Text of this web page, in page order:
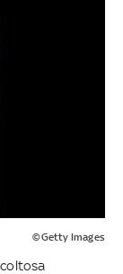
©Getty Images